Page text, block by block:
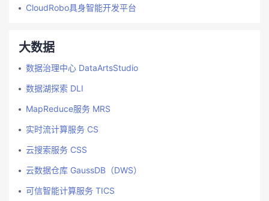
CloudRobo具身智能开发平台
大数据
数据治理中心 DataArtsStudio
数据湖探索 DLI
MapReduce服务 MRS
实时流计算服务 CS
云搜索服务 CSS
云数据仓库 GaussDB（DWS）
可信智能计算服务 TICS